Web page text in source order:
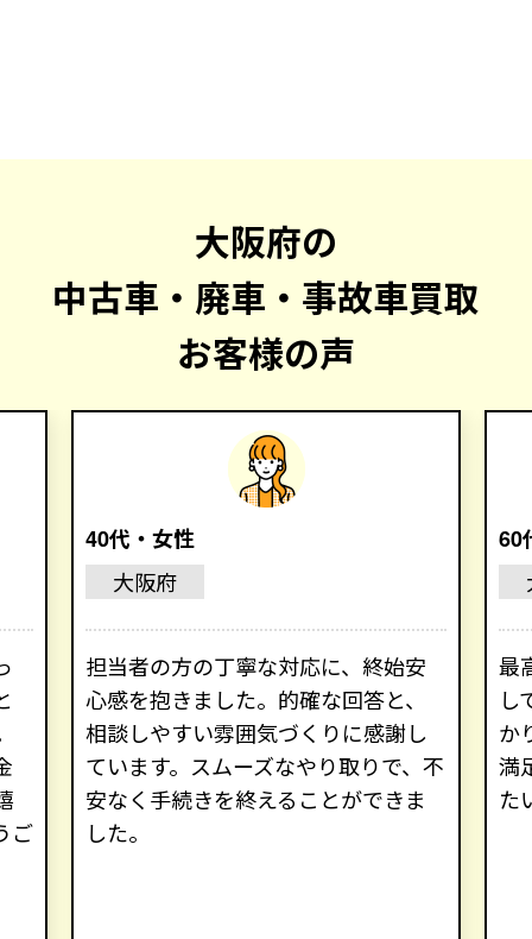
大阪府の
中古車・廃車・事故車買取
お客様の声
ご
40代・女性
大阪府
担当者の方の丁寧な対応に、終始安
心感を抱きました。的確な回答と、
相談しやすい雰囲気づくりに感謝し
ています。スムーズなやり取りで、不
安なく手続きを終えることができま
した。
60
最
し
か
満
た